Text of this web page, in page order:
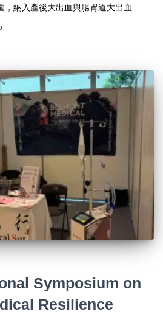
，納入產後大出血與腸胃道大出血
Symposium on
Resilience